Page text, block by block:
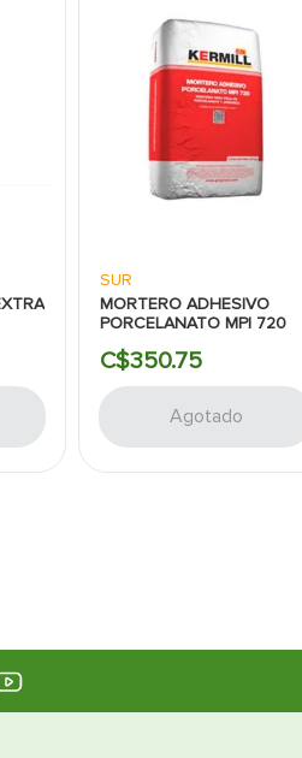
SUR
MORTERO ADHESIVO
PORCELANATO MPI 720
C$350.75
Agotado